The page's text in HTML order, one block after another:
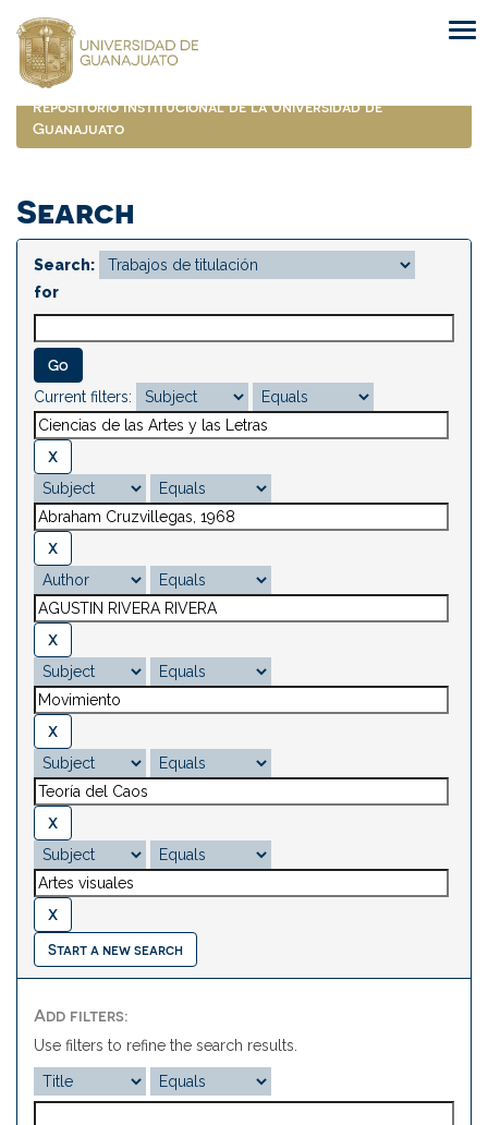
navigation
Repositorio Institucional de la Universidad de
Guanajuato
Search
Search:
for
Current filters:
Start a new search
Add filters:
Use filters to refine the search results.